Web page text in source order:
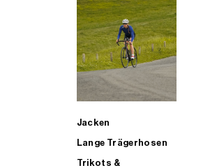
Jacken
Lange Trägerhosen
Trikots &